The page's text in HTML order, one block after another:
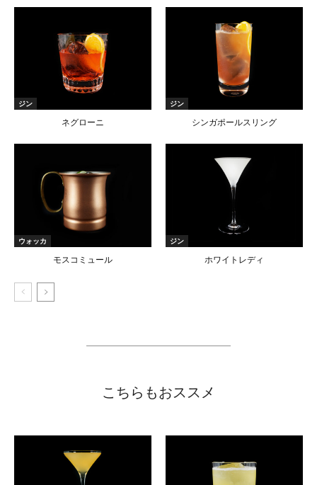
ジン
ネグローニ
ジン
シンガポールスリング
ウォッカ
モスコミュール
ジン
ホワイトレディ
こちらもおススメ